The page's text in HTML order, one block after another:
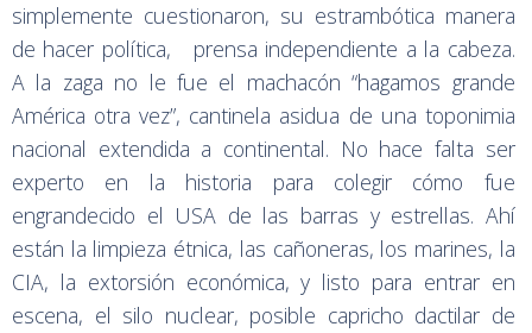
simplemente cuestionaron, su estrambótica manera
de hacer política, prensa independiente a la cabeza.
A la zaga no le fue el machacón “hagamos grande
América otra vez”, cantinela asidua de una toponimia
nacional extendida a continental. No hace falta ser
experto en la historia para colegir cómo fue
engrandecido el USA de las barras y estrellas. Ahí
están la limpieza étnica, las cañoneras, los marines, la
CIA, la extorsión económica, y listo para entrar en
escena, el silo nuclear, posible capricho dactilar de